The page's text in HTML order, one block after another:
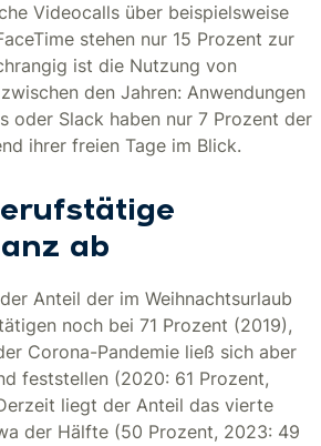
Videocalls über beispielsweise
stehen nur 15 Prozent zur
ist die Nutzung von
den Jahren: Anwendungen
oder Slack haben nur 7 Prozent der
ihrer freien Tage im Blick.
ab
Anteil der im Weihnachtsurlaub
noch bei 71 Prozent (2019),
Corona-Pandemie ließ sich aber
feststellen (2020: 61 Prozent,
liegt der Anteil das vierte
der Hälfte (50 Prozent, 2023: 49